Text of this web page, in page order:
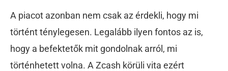
A piacot azonban nem csak az érdekli, hogy mi
történt ténylegesen. Legalább ilyen fontos az is,
hogy a befektetők mit gondolnak arról, mi
történhetett volna. A Zcash körüli vita ezért